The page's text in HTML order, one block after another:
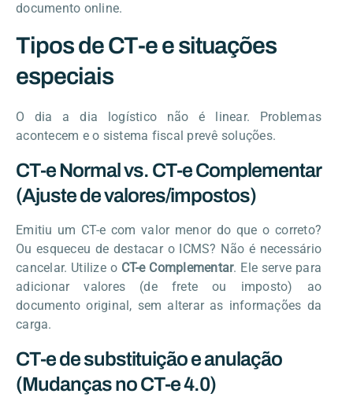
documento online.
Tipos de CT-e e situações
especiais
O dia a dia logístico não é linear. Problemas
acontecem e o sistema fiscal prevê soluções.
CT-e Normal vs. CT-e Complementar
(Ajuste de valores/impostos)
Emitiu um CT-e com valor menor do que o correto?
Ou esqueceu de destacar o ICMS? Não é necessário
cancelar. Utilize o CT-e Complementar. Ele serve para
adicionar valores (de frete ou imposto) ao
documento original, sem alterar as informações da
carga.
CT-e de substituição e anulação
(Mudanças no CT-e 4.0)